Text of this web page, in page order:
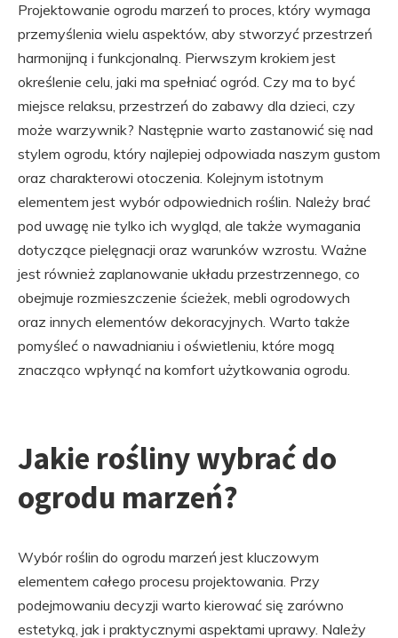
Projektowanie ogrodu marzeń to proces, który wymaga
przemyślenia wielu aspektów, aby stworzyć przestrzeń
harmonijną i funkcjonalną. Pierwszym krokiem jest
określenie celu, jaki ma spełniać ogród. Czy ma to być
miejsce relaksu, przestrzeń do zabawy dla dzieci, czy
może warzywnik? Następnie warto zastanowić się nad
stylem ogrodu, który najlepiej odpowiada naszym gustom
oraz charakterowi otoczenia. Kolejnym istotnym
elementem jest wybór odpowiednich roślin. Należy brać
pod uwagę nie tylko ich wygląd, ale także wymagania
dotyczące pielęgnacji oraz warunków wzrostu. Ważne
jest również zaplanowanie układu przestrzennego, co
obejmuje rozmieszczenie ścieżek, mebli ogrodowych
oraz innych elementów dekoracyjnych. Warto także
pomyśleć o nawadnianiu i oświetleniu, które mogą
znacząco wpłynąć na komfort użytkowania ogrodu.
Jakie rośliny wybrać do
ogrodu marzeń?
Wybór roślin do ogrodu marzeń jest kluczowym
elementem całego procesu projektowania. Przy
podejmowaniu decyzji warto kierować się zarówno
estetyką, jak i praktycznymi aspektami uprawy. Należy